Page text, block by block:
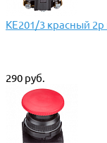
КЕ201/3 красный
290 руб.